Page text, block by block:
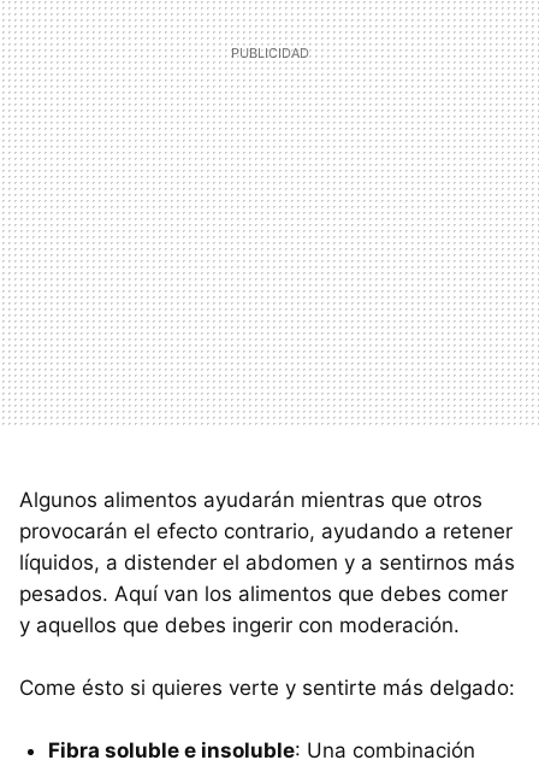
Algunos alimentos ayudarán mientras que otros
provocarán el efecto contrario, ayudando a retener
líquidos, a distender el abdomen y a sentirnos más
pesados. Aquí van los alimentos que debes comer
y aquellos que debes ingerir con moderación.
Come ésto si quieres verte y sentirte más delgado:
Fibra soluble e insoluble: Una combinación